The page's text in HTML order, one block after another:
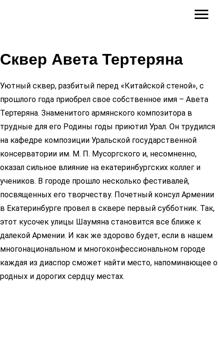
Сквер Авета Тертеряна
Уютный сквер, разбитый перед «Китайской стеной», с
прошлого года приобрел свое собственное имя – Авета
Тертеряна. Знаменитого армянского композитора в
трудные для его Родины годы приютил Урал. Он трудился
на кафедре композиции Уральской государственной
консерватории им. М. П. Мусоргского и, несомненно,
оказал сильное влияние на екатеринбургских коллег и
учеников. В городе прошло несколько фестивалей,
посвященных его творчеству. Почетный консул Армении
в Екатеринбурге провел в сквере первый субботник. Так,
этот кусочек улицы Шаумяна становится все ближе к
далекой Армении. И как же здорово будет, если в нашем
многонациональном и многоконфессиональном городе
каждая из диаспор сможет найти место, напоминающее о
родных и дорогих сердцу местах.